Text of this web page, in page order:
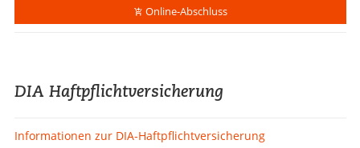
Online-Abschluss
DIA Haftpflichtversicherung
Informationen zur DIA-Haftpflichtversicherung